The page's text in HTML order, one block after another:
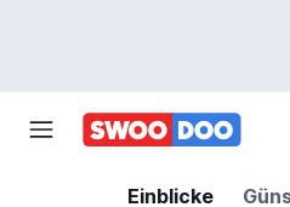
Einblicke